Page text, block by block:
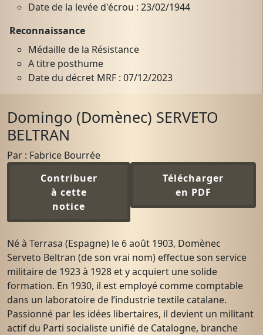
Date de la levée d'écrou : 23/02/1944
Reconnaissance
Médaille de la Résistance
A titre posthume
Date du décret MRF : 07/12/2023
Domingo (Domènec) SERVETO
BELTRAN
Par : Fabrice Bourrée
Contribuer
à cette
notice
Télécharger
en PDF
Né à Terrasa (Espagne) le 6 août 1903, Domènec
Serveto Beltran (de son vrai nom) effectue son service
militaire de 1923 à 1928 et y acquiert une solide
formation. En 1930, il est employé comme comptable
dans un laboratoire de l’industrie textile catalane.
Passionné par les idées libertaires, il devient un militant
actif du Parti socialiste unifié de Catalogne, branche